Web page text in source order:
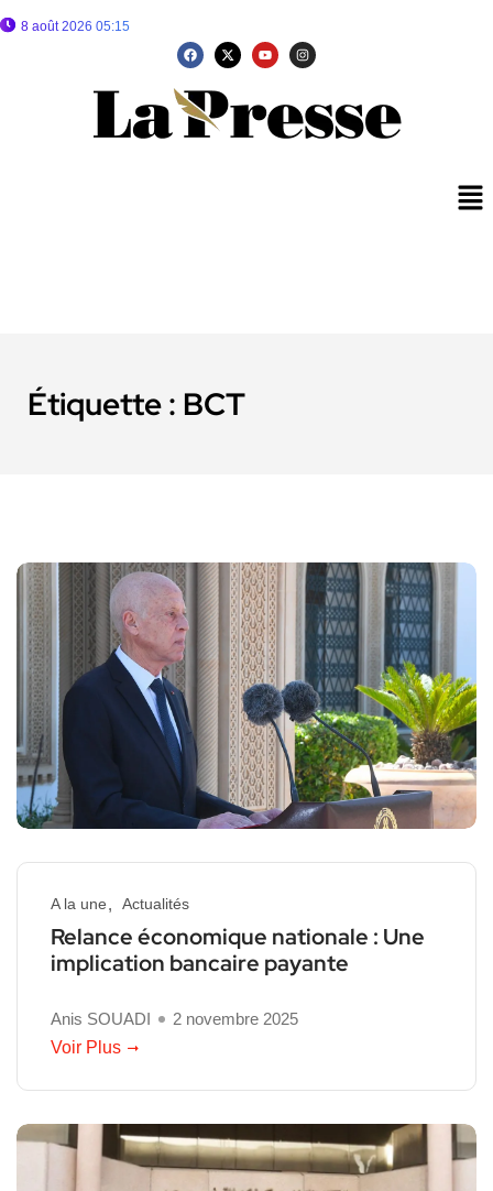
8 août 2026 05:15
Étiquette : BCT
A la une Actualités
Relance économique nationale : Une
implication bancaire payante
Anis SOUADI
2 novembre 2025
Voir Plus